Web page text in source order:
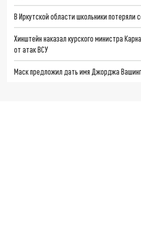
В Иркутской области школьники потеряли
Хинштейн наказал курского министра
от атак ВСУ
Маск предложил дать имя Джорджа